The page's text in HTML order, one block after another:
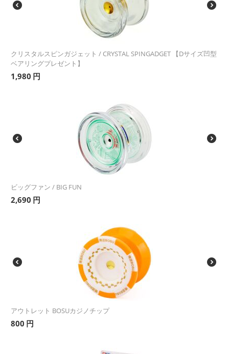
クリスタルスピンガジェット / CRYSTAL SPINGADGET 【Dサイズ凹型
ベアリングプレゼント】
1,980 円
ビッグファン / BIG FUN
2,690 円
アウトレット BOSUカジノチップ
800 円